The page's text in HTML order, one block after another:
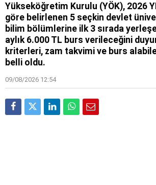
Yükseköğretim Kurulu (YÖK), 2026
göre belirlenen 5 seçkin devlet
bilim bölümlerine ilk 3 sırada
aylık 6.000 TL burs verileceğini
kriterleri, zam takvimi ve burs
belli oldu.
09/08/2026 12:54